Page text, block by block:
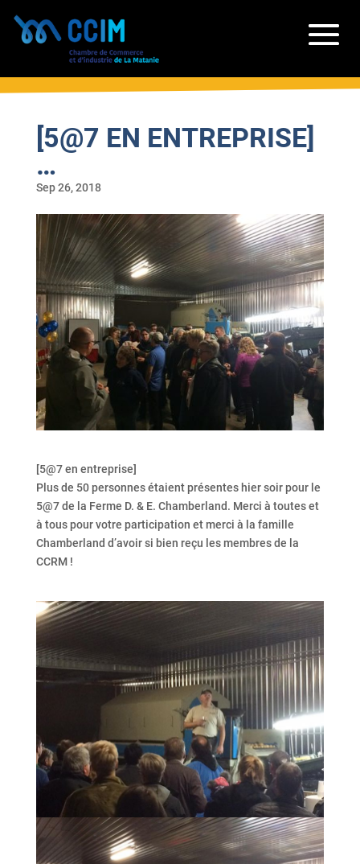
[5@7 EN ENTREPRISE]
…
Sep 26, 2018
[5@7 en entreprise]
Plus de 50 personnes étaient présentes hier soir pour le
5@7 de la Ferme D. & E. Chamberland. Merci à toutes et
à tous pour votre participation et merci à la famille
Chamberland d’avoir si bien reçu les membres de la
CCRM !